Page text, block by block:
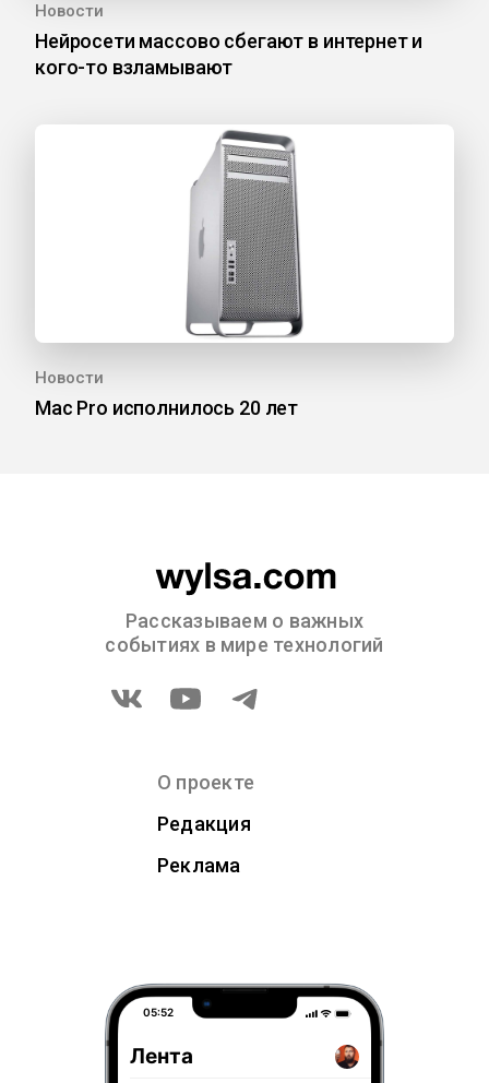
Новости
Нейросети массово сбегают в интернет и
кого-то взламывают
Новости
Mac Pro исполнилось 20 лет
Рассказываем о важных
событиях в мире технологий
О проекте
Редакция
Реклама
05:52
Лента